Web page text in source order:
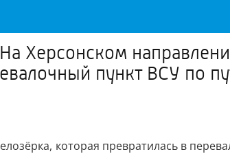
Херсонском
пункт ВСУ по
которая превратилась в